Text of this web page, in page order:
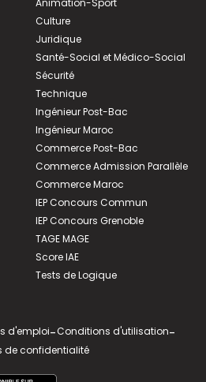
Animation-Sport
Culture
Juridique
Santé-Social et Médico-Social
Sécurité
Technique
Ingénieur Post-Bac
Ingénieur Maroc
Commerce Post-Bac
Commerce Admission Parallèle
Commerce Maroc
IEP Concours Commun
IEP Concours Grenoble
TAGE MAGE
Score IAE
Tests de Logique
d'emploi-Conditions d'utilisation-
de confidentialité